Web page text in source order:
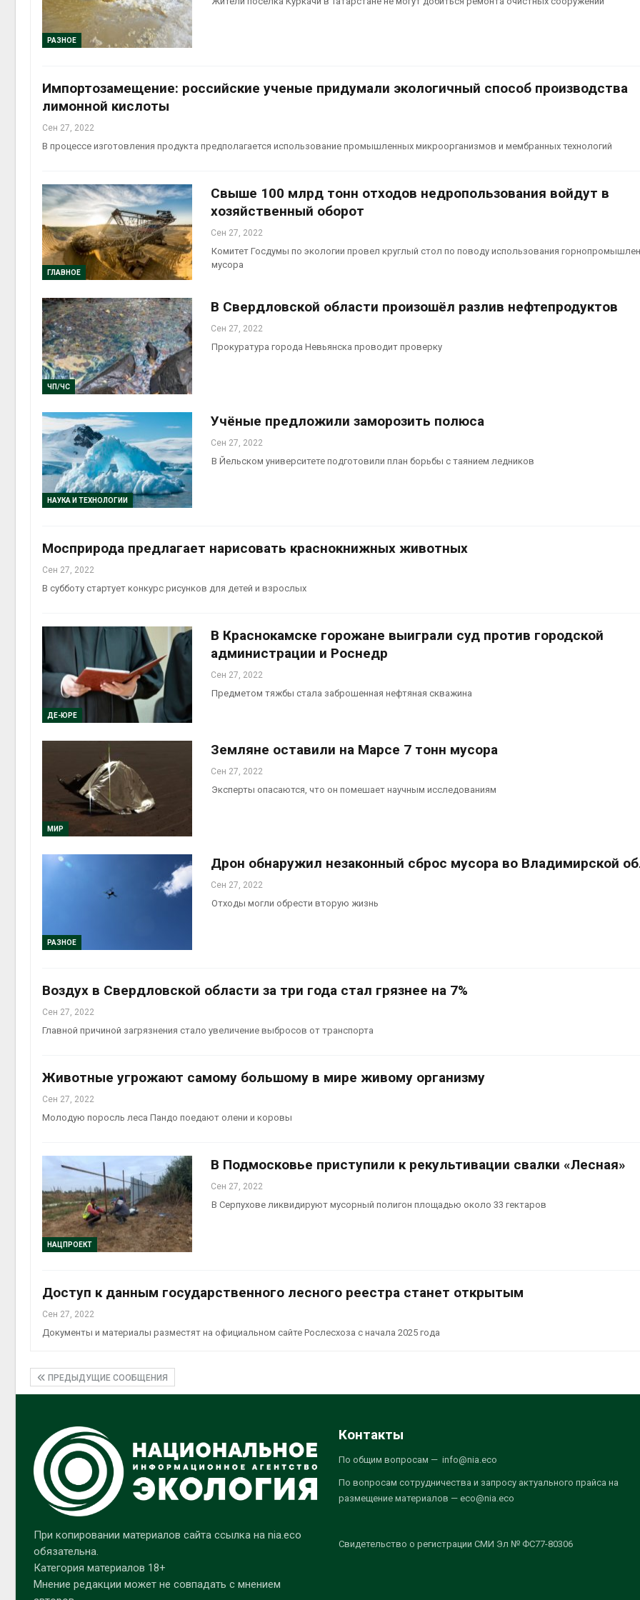
РАЗНОЕ
Импортозамещение: российские ученые придумали экологичный способ производства
лимонной кислоты
Сен 27, 2022
В процессе изготовления продукта предполагается использование промышленных микроорганизмов и мембранных технологий
ГЛАВНОЕ
Свыше 100 млрд тонн отходов недропользования войдут в
хозяйственный оборот
Сен 27, 2022
Комитет Госдумы по экологии провел круглый стол по поводу использования
мусора
ЧП/ЧС
В Свердловской области произошёл разлив нефтепродуктов
Сен 27, 2022
Прокуратура города Невьянска проводит проверку
НАУКА И ТЕХНОЛОГИИ
Учёные предложили заморозить полюса
Сен 27, 2022
В Йельском университете подготовили план борьбы с таянием ледников
Мосприрода предлагает нарисовать краснокнижных животных
Сен 27, 2022
В субботу стартует конкурс рисунков для детей и взрослых
ДЕ-ЮРЕ
В Краснокамске горожане выиграли суд против городской
администрации и Роснедр
Сен 27, 2022
Предметом тяжбы стала заброшенная нефтяная скважина
МИР
Земляне оставили на Марсе 7 тонн мусора
Сен 27, 2022
Эксперты опасаются, что он помешает научным исследованиям
РАЗНОЕ
Дрон обнаружил незаконный сброс мусора во Владимирской
Сен 27, 2022
Отходы могли обрести вторую жизнь
Воздух в Свердловской области за три года стал грязнее на 7%
Сен 27, 2022
Главной причиной загрязнения стало увеличение выбросов от транспорта
Животные угрожают самому большому в мире живому организму
Сен 27, 2022
Молодую поросль леса Пандо поедают олени и коровы
НАЦПРОЕКТ
В Подмосковье приступили к рекультивации свалки «Лесная»
Сен 27, 2022
В Серпухове ликвидируют мусорный полигон площадью около 33 гектаров
Доступ к данным государственного лесного реестра станет открытым
Сен 27, 2022
Документы и материалы разместят на официальном сайте Рослесхоза с начала 2025 года
ПРЕДЫДУЩИЕ СООБЩЕНИЯ
вторсырья
ветра
перед
Авг 7, 2026
При копировании материалов сайта ссылка на nia.eco
обязательна.
Категория материалов 18+
Мнение редакции может не совпадать с мнением
Контакты
По общим вопросам — info@nia.eco
По вопросам сотрудничества и запросу актуального прайса на
размещение материалов — eco@nia.eco
Свидетельство о регистрации СМИ Эл № ФС77-80306